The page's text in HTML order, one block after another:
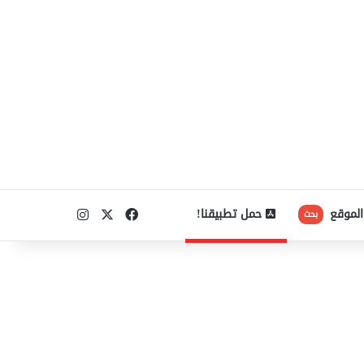
بحث حمل تطبيقنا! فيسبوكانستقرام